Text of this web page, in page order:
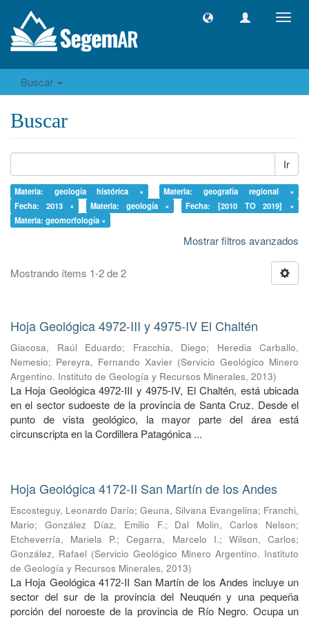
Buscar
Buscar
Ir
Materia: geología histórica ×
Materia: geografía regional ×
Fecha: 2013 ×
Materia: geología ×
Fecha: [2010 TO 2019] ×
Materia: geomorfología ×
Mostrar filtros avanzados
Mostrando ítems 1-2 de 2
Hoja Geológica 4972-III y 4975-IV El Chaltén
Giacosa, Raúl Eduardo; Fracchia, Diego; Heredia Carballo,
Nemesio; Pereyra, Fernando Xavier (Servicio Geológico Minero
Argentino. Instituto de Geología y Recursos Minerales, 2013)
La Hoja Geológica 4972-III y 4975-IV, El Chaltén, está ubicada
en el sector sudoeste de la provincia de Santa Cruz. Desde el
punto de vista geológico, la mayor parte del área está
circunscripta en la Cordillera Patagónica ...
Hoja Geológica 4172-II San Martín de los Andes
Escosteguy, Leonardo Darío; Geuna, Silvana Evangelina; Franchi,
Mario; González Díaz, Emilio F.; Dal Molin, Carlos Nelson;
Etcheverría, Mariela P.;Cegarra, Marcelo I.; Wilson, Carlos;
González, Rafael (Servicio Geológico Minero Argentino. Instituto
de Geología y Recursos Minerales, 2013)
La Hoja Geológica 4172-II San Martín de los Andes incluye un
sector del sur de la provincia del Neuquén y una pequeña
porción del noroeste de la provincia de Río Negro. Ocupa un